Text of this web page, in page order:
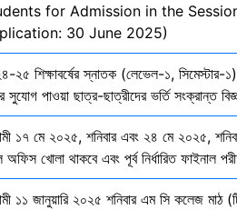
for Admission in the
30 June 2025)
২৫ শিক্ষাবর্ষের স্নাতক (লেভেল-১, সিমেস্টার-১)
সুযোগ পাওয়া ছাত্র-ছাত্রীদের ভর্তি সংক্রান্ত
১৭ মে ২০২৫, শনিবার এবং ২৪ মে ২০২৫,
খোলা থাকবে এবং পূর্ব নির্ধারিত ফাইনাল
১১ জানুয়ারি ২০২৫ শনিবার এম সি কলেজ মাঠ